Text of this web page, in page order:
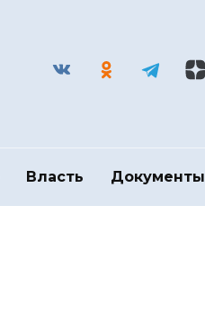
Власть Документы